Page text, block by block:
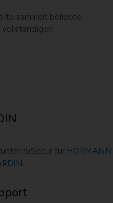
sammelt beliebte
BiSecur für HÖRMANN
.